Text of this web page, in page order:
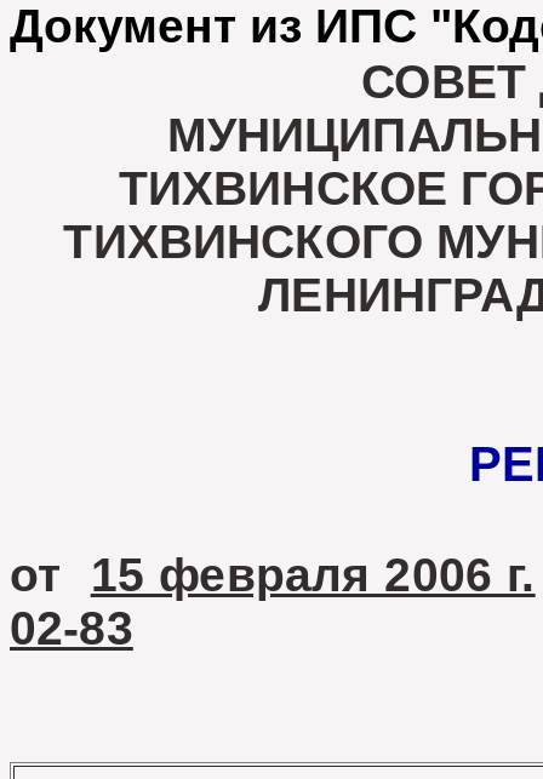
Документ из ИПС
СОВЕТ
ТИХВИНСКОЕ
ТИХВИНСКОГО
от 15 февраля 2006 г.
02-83